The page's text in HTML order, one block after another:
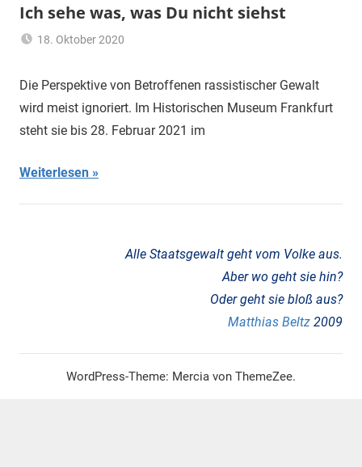
Ich sehe was, was Du nicht siehst
18. Oktober 2020
Frankfurt
Kolonialismus,
Migration,
Die Perspektive von Betroffenen rassistischer Gewalt
wird meist ignoriert. Im Historischen Museum Frankfurt
steht sie bis 28. Februar 2021 im
Weiterlesen
Alle Staatsgewalt geht vom Volke aus.
Aber wo geht sie hin?
Oder geht sie bloß aus?
Matthias Beltz 2009
WordPress-Theme: Mercia von ThemeZee.